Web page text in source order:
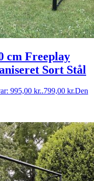
cm Freeplay
Sort Stål
995,00 kr..799,00 kr.Den